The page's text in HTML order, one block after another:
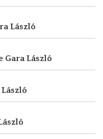
László
Gara László
László